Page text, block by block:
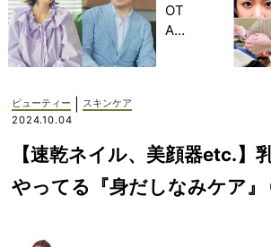
OT
A
記憶
に一
生残
ビューティー
スキンケア
2024.10.04
【速乾ネイル、美顔器etc.】
やってる『身だしなみケア』